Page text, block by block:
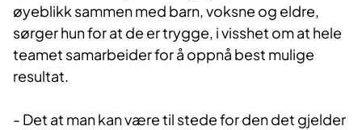
øyeblikk sammen med barn, voksne og eldre,
sørger hun for at de er trygge, i visshet om at hele
teamet samarbeider for å oppnå best mulige
resultat.
- Det at man kan være til stede for den det gjelder